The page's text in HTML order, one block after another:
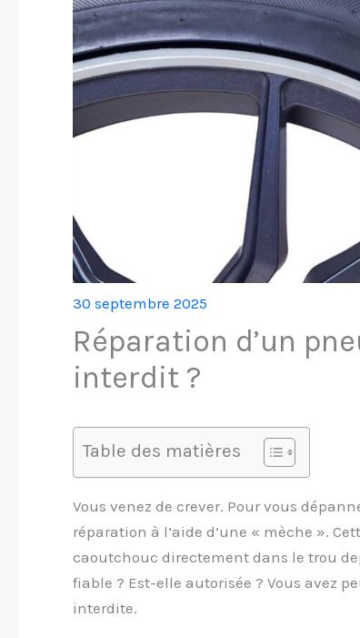
30 septembre 2025
Réparation d’un
interdit ?
Table des matières
Vous venez de crever. Pour vous
réparation à l’aide d’une « mèche ».
caoutchouc directement dans le trou
fiable ? Est-elle autorisée ? Vous avez
interdite.